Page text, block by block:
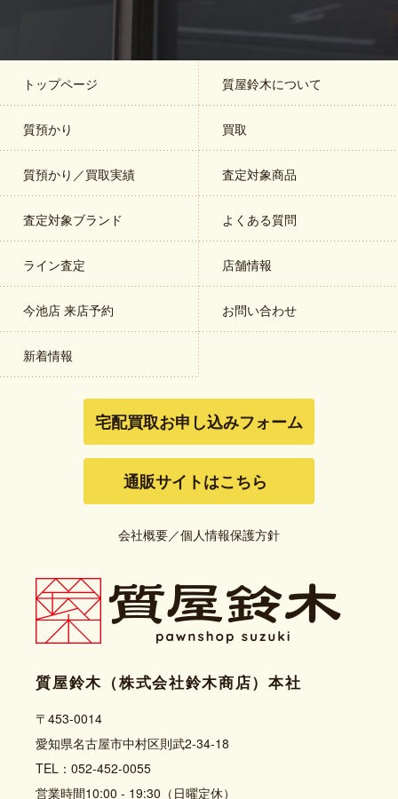
トップページ 質屋鈴木について
質預かり 買取
質預かり／買取実績 査定対象商品
査定対象ブランド よくある質問
ライン査定 店舗情報
今池店 来店予約 お問い合わせ
新着情報
宅配買取お申し込みフォーム
通販サイトはこちら
会社概要／個人情報保護方針
質屋鈴木（株式会社鈴木商店）本社
〒453-0014
愛知県名古屋市中村区則武2-34-18
TEL：052-452-0055
営業時間10:00 - 19:30（日曜定休）